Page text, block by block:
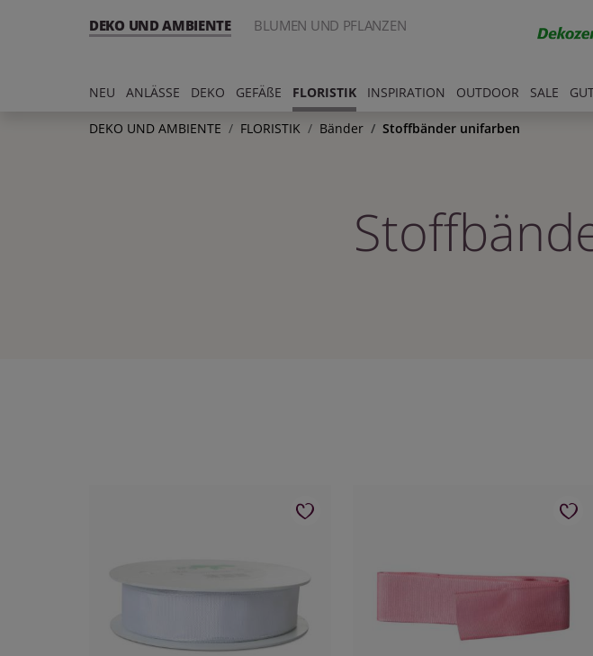
DEKO UND AMBIENTE BLUMEN UND PFLANZEN
NEU ANLÄSSE DEKO GEFÄßE FLORISTIK INSPIRATION OUTDOOR SALE
DEKO UND AMBIENTE FLORISTIK Bänder Stoffbänder unifarben